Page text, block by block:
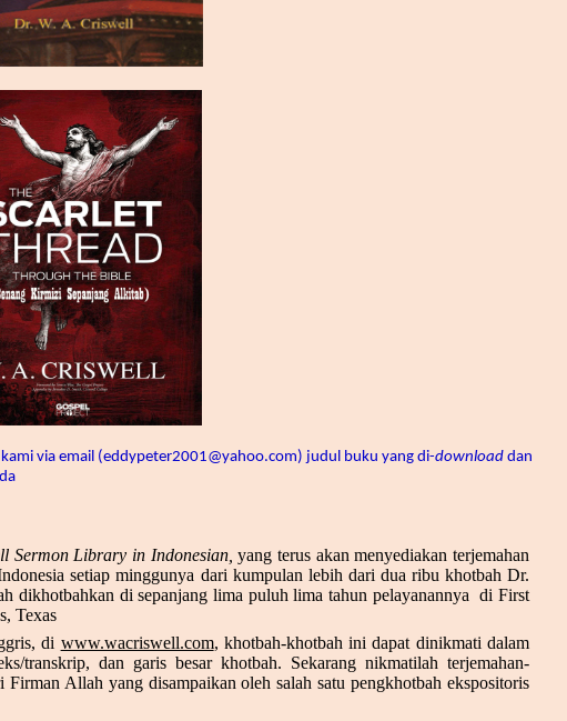
via email (eddypeter2001@yahoo.com) judul buku yang di-downloaddan
Sermon Library in Indonesian,yang terus akan menyediakan terjemahan
setiap minggunya dari kumpulan lebih dari dua ribu khotbah Dr.
dikhotbahkan di sepanjang lima puluh lima tahun pelayanannya di First
Texas
di www.wacriswell.com, khotbah-khotbah ini dapat dinikmati dalam
transkrip, dan garis besar khotbah. Sekarang nikmatilah terjemahan-
Firman Allah yang disampaikan oleh salah satu pengkhotbah ekspositoris